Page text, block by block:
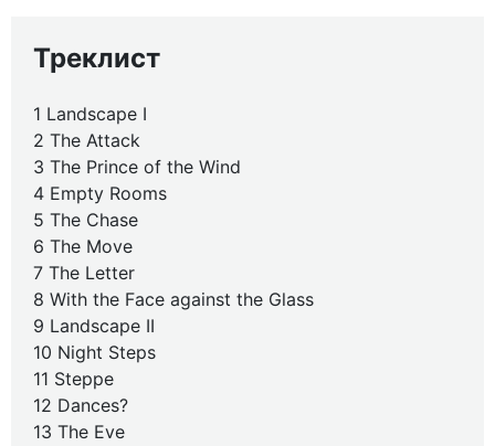
Треклист
1 Landscape I
2 The Attack
3 The Prince of the Wind
4 Empty Rooms
5 The Chase
6 The Move
7 The Letter
8 With the Face against the Glass
9 Landscape II
10 Night Steps
11 Steppe
12 Dances?
13 The Eve